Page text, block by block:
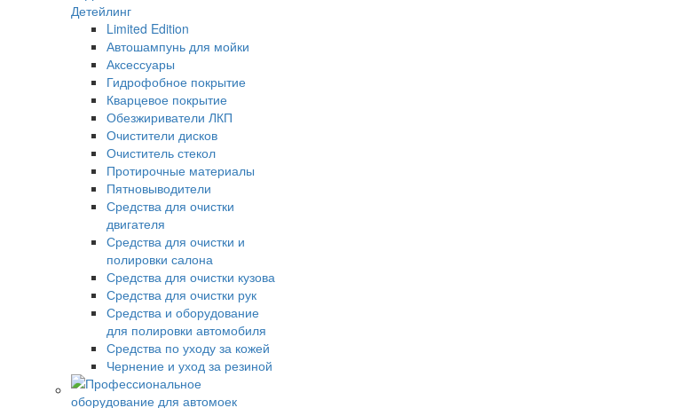
Детейлинг
Limited Edition
Автошампунь для мойки
Аксессуары
Гидрофобное покрытие
Кварцевое покрытие
Обезжириватели ЛКП
Очистители дисков
Очиститель стекол
Протирочные материалы
Пятновыводители
Средства для очистки
двигателя
Средства для очистки и
полировки салона
Средства для очистки кузова
Средства для очистки рук
Средства и оборудование
для полировки автомобиля
Средства по уходу за кожей
Чернение и уход за резиной